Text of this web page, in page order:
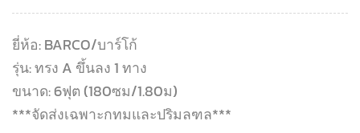
ยี่ห้อ: BARCO/บาร์โก้
รุ่น: ทรง A ขึ้นลง 1 ทาง
ขนาด: 6ฟุต (180ซม/1.80ม)
***จัดส่งเฉพาะกทมและปริมลฑล***